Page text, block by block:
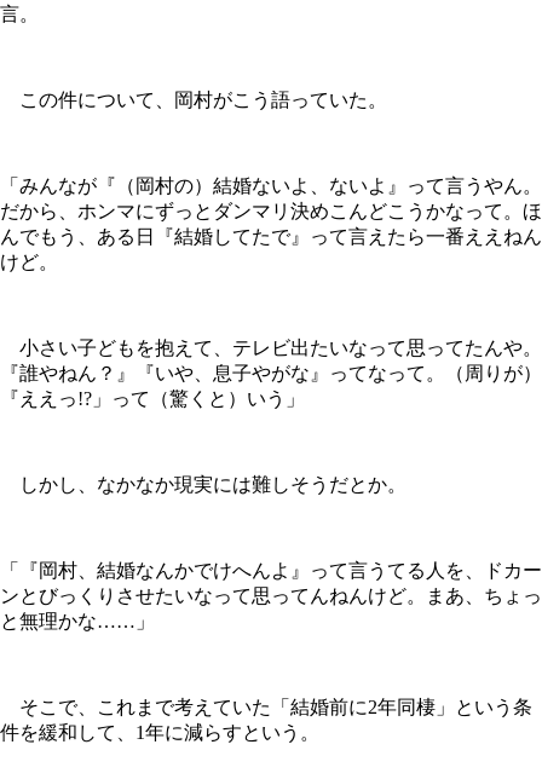
言。
この件について、岡村がこう語っていた。
「みんなが『（岡村の）結婚ないよ、ないよ』って言うやん。
だから、ホンマにずっとダンマリ決めこんどこうかなって。ほ
んでもう、ある日『結婚してたで』って言えたら一番ええねん
けど。
小さい子どもを抱えて、テレビ出たいなって思ってたんや。
『誰やねん？』『いや、息子やがな』ってなって。（周りが）
『ええっ!?」って（驚くと）いう」
しかし、なかなか現実には難しそうだとか。
「『岡村、結婚なんかでけへんよ』って言うてる人を、ドカー
ンとびっくりさせたいなって思ってんねんけど。まあ、ちょっ
と無理かな……」
そこで、これまで考えていた「結婚前に2年同棲」という条
件を緩和して、1年に減らすという。